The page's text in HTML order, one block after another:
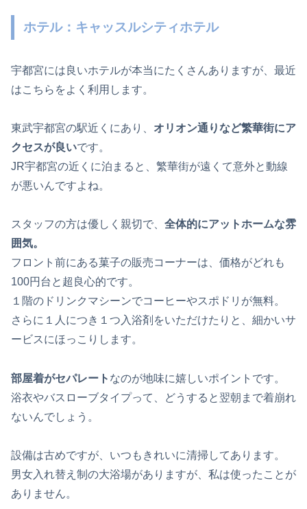
ホテル：キャッスルシティホテル
宇都宮には良いホテルが本当にたくさんありますが、最近
はこちらをよく利用します。
東武宇都宮の駅近くにあり、 オリオン通りなど繁華街にア
クセスが良いです。
JR宇都宮の近くに泊まると、繁華街が遠くて意外と動線
が悪いんですよね。
スタッフの方は優しく親切で、 全体的にアットホームな雰
囲気。
フロント前にある菓子の販売コーナーは、価格がどれも
100円台と超良心的です。
１階のドリンクマシーンでコーヒーやスポドリが無料。
さらに１人につき１つ入浴剤をいただけたりと、細かいサ
ービスにほっこりします。
部屋着がセパレート なのが地味に嬉しいポイントです。
浴衣やバスローブタイプって、どうすると翌朝まで着崩れ
ないんでしょう。
設備は古めですが、いつもきれいに清掃してあります。
男女入れ替え制の大浴場がありますが、私は使ったことが
ありません。